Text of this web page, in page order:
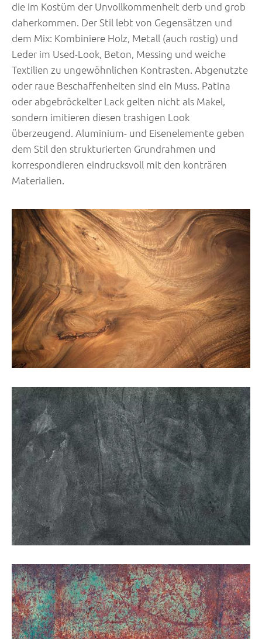
die im Kostüm der Unvollkommenheit derb und grob
daherkommen. Der Stil lebt von Gegensätzen und
dem Mix: Kombiniere Holz, Metall (auch rostig) und
Leder im Used-Look, Beton, Messing und weiche
Textilien zu ungewöhnlichen Kontrasten. Abgenutzte
oder raue Beschaffenheiten sind ein Muss. Patina
oder abgebröckelter Lack gelten nicht als Makel,
sondern imitieren diesen trashigen Look
überzeugend. Aluminium- und Eisenelemente geben
dem Stil den strukturierten Grundrahmen und
korrespondieren eindrucksvoll mit den konträren
Materialien.